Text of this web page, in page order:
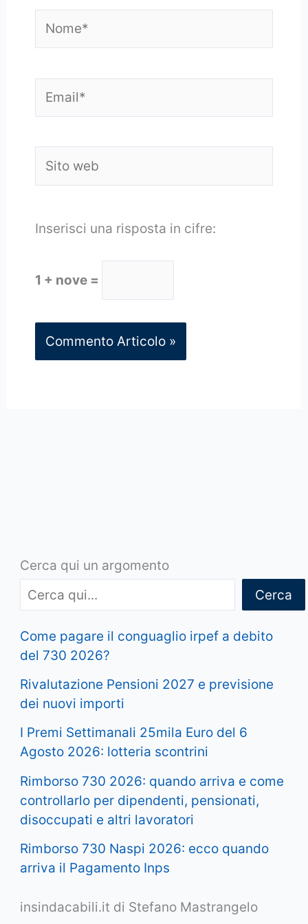
web
Inserisci una risposta in cifre:
1 + nove =
Cerca qui un argomento
Cerca
Come pagare il conguaglio irpef a debito
del 730 2026?
Rivalutazione Pensioni 2027 e previsione
dei nuovi importi
I Premi Settimanali 25mila Euro del 6
Agosto 2026: lotteria scontrini
Rimborso 730 2026: quando arriva e come
controllarlo per dipendenti, pensionati,
disoccupati e altri lavoratori
Rimborso 730 Naspi 2026: ecco quando
arriva il Pagamento Inps
insindacabili.it di Stefano Mastrangelo